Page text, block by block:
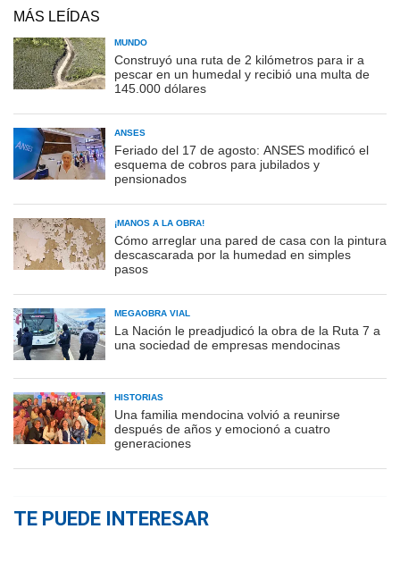
MÁS LEÍDAS
MUNDO
Construyó una ruta de 2 kilómetros para ir a
pescar en un humedal y recibió una multa de
145.000 dólares
ANSES
Feriado del 17 de agosto: ANSES modificó el
esquema de cobros para jubilados y
pensionados
¡MANOS A LA OBRA!
Cómo arreglar una pared de casa con la pintura
descascarada por la humedad en simples
pasos
MEGAOBRA VIAL
La Nación le preadjudicó la obra de la Ruta 7 a
una sociedad de empresas mendocinas
HISTORIAS
Una familia mendocina volvió a reunirse
después de años y emocionó a cuatro
generaciones
TE PUEDE INTERESAR